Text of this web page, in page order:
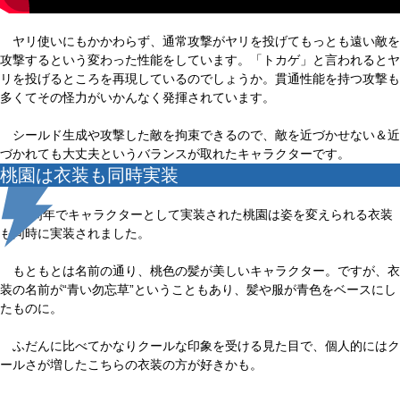
ヤリ使いにもかかわらず、通常攻撃がヤリを投げてもっとも遠い敵を
攻撃するという変わった性能をしています。「トカゲ」と言われるとヤ
リを投げるところを再現しているのでしょうか。貫通性能を持つ攻撃も
多くてその怪力がいかんなく発揮されています。
シールド生成や攻撃した敵を拘束できるので、敵を近づかせない＆近
づかれても大丈夫というバランスが取れたキャラクターです。
桃園は衣装も同時実装
1.5周年でキャラクターとして実装された桃園は姿を変えられる衣装
も同時に実装されました。
もともとは名前の通り、桃色の髪が美しいキャラクター。ですが、衣
装の名前が“青い勿忘草”ということもあり、髪や服が青色をベースにし
たものに。
ふだんに比べてかなりクールな印象を受ける見た目で、個人的にはク
ールさが増したこちらの衣装の方が好きかも。